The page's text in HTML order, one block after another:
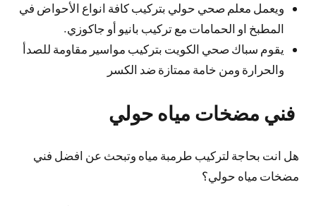
ويعمل معلم صحي حولي بتركيب كافة انواع الأحواض في
المطبخ او الحمامات مع تركيب بانيو أو جاكوزي.
يقوم سباك صحي الكويت بتركيب مواسير مقاومة للصدأ
والحرارة ومن خامة ممتازة ضد الكسر
فني مضخات مياه حولي
هل انت بحاجة لتركيب طرمبة مياه وتبحث عن افضل فني
مضخات مياه حولي؟